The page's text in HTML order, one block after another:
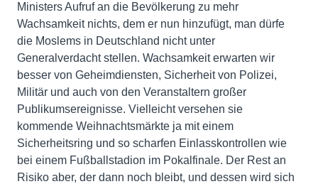
Ministers Aufruf an die Bevölkerung zu mehr
Wachsamkeit nichts, dem er nun hinzufügt, man dürfe
die Moslems in Deutschland nicht unter
Generalverdacht stellen. Wachsamkeit erwarten wir
besser von Geheimdiensten, Sicherheit von Polizei,
Militär und auch von den Veranstaltern großer
Publikumsereignisse. Vielleicht versehen sie
kommende Weihnachtsmärkte ja mit einem
Sicherheitsring und so scharfen Einlasskontrollen wie
bei einem Fußballstadion im Pokalfinale. Der Rest an
Risiko aber, der dann noch bleibt, und dessen wird sich